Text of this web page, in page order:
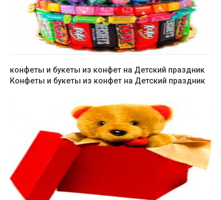
конфеты и букеты из конфет на Детский праздник
Конфеты и букеты из конфет на Детский праздник